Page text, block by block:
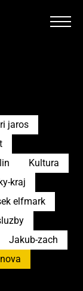
jaros
Kultura
kraj
elfmark
Jakub-zach